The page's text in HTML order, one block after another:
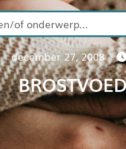
december 27, 2008